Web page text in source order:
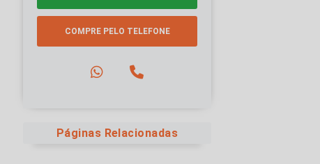
COMPRE PELO TELEFONE
Páginas Relacionadas